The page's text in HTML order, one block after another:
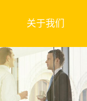
关于我们